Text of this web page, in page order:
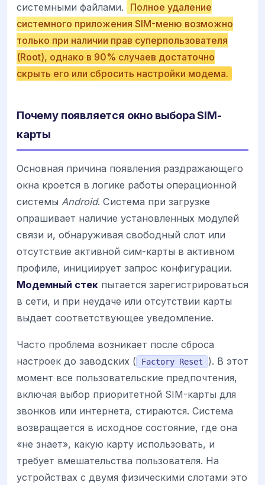
системными файлами.
Полное удаление
системного приложения SIM-меню возможно
только при наличии прав суперпользователя
(Root), однако в 90% случаев достаточно
скрыть его или сбросить настройки модема.
Почему появляется окно выбора SIM-
карты
Основная причина появления раздражающего
окна кроется в логике работы операционной
системы Android. Система при загрузке
опрашивает наличие установленных модулей
связи и, обнаруживая свободный слот или
отсутствие активной сим-карты в активном
профиле, инициирует запрос конфигурации.
Модемный стек пытается зарегистрироваться
в сети, и при неудаче или отсутствии карты
выдает соответствующее уведомление.
Часто проблема возникает после сброса
настроек до заводских (
Factory Reset
). В этот
момент все пользовательские предпочтения,
включая выбор приоритетной SIM-карты для
звонков или интернета, стираются. Система
возвращается в исходное состояние, где она
«не знает», какую карту использовать, и
требует вмешательства пользователя. На
устройствах с двумя физическими слотами это